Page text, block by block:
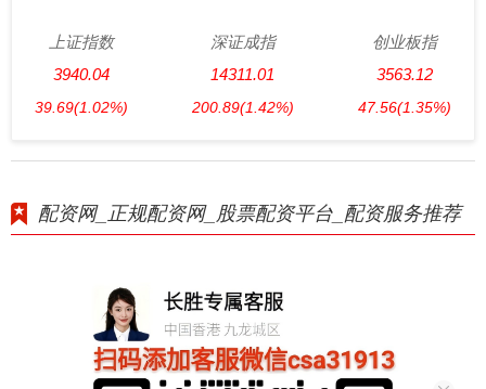
上证指数
3940.04
39.69(1.02%)
深证成指
14311.01
200.89(1.42%)
创业板指
3563.12
47.56(1.35%)
配资网_正规配资网_股票配资平台_配资服务推荐